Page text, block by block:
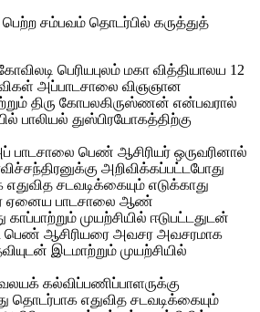
சம்பவம் தொடர்பில் கருத்துத்
பெரியபுலம் மகா வித்தியாலய 12
அப்பாடசாலை விஞஞான
திரு கோபலகிருஸ்ணன் என்பவரால்
பாலியல் துஸ்பிரயோகத்திற்கு
பெண் ஆசிரியர் ஒருவரினால்
அறிவிக்கப்பட்டபோது
சடவடிக்கையும் எடுக்காது
ஏனைய பாடசாலை ஆண்
முயற்சியில் ஈடுபட்டதுடன்
பெண் ஆசிரியரை அவசர அவசரமாக
இடமாற்றும் முயற்சியில்
கல்விப்பணிப்பாளருக்கு
தொடர்பாக எதுவித சடவடிக்கையும்